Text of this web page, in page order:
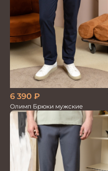
6 390 ₽
Олимп Брюки мужские